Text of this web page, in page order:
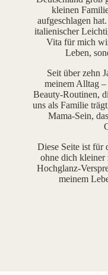
kleinen
aufgeschlagen
italienischer
Vita für mich
Leben,
Seit über zehn
meinem Alltag
Beauty-Routinen,
uns als Familie
Mama-Sein,
Diese Seite ist für
ohne dich
Hochglanz-
meinem